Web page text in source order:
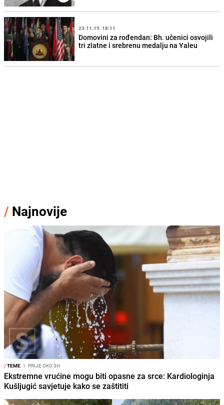
23.11.19. 18:11
Domovini za rođendan: Bh. učenici osvojili
tri zlatne i srebrenu medalju na Yaleu
/ Najnovije
/TEME I PRIJE OKO 3H
Ekstremne vrućine mogu biti opasne za srce: Kardiologinja
Kušljugić savjetuje kako se zaštititi